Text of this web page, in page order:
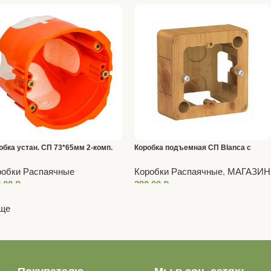
устан. СП 73*65мм 2-комп.
Распаячные
₽
Коробка подъемная СП Blanca с
Коробки Распаячные, МАГАЗИН
390,00 ₽